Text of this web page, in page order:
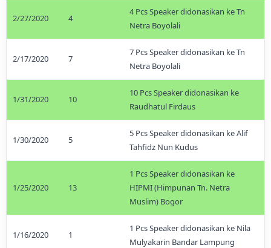
2/27/2020 4
4 Pcs Speaker didonasikan ke Tn
Netra Boyolali
2/17/2020 7
7 Pcs Speaker didonasikan ke Tn
Netra Boyolali
1/31/2020 10
10 Pcs Speaker didonasikan ke
Raudhatul Firdaus
1/30/2020 5
5 Pcs Speaker didonasikan ke Alif
Tahfidz Nun Kudus
1/25/2020 13
1 Pcs Speaker didonasikan ke
HIPMI (Himpunan Tn. Netra
Muslim) Bogor
1/16/2020 1
1 Pcs Speaker didonasikan ke Nila
Mulyakarin Bandar Lampung